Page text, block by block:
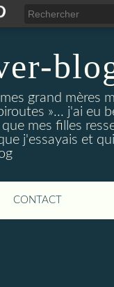
grand mères
»... j'ai eu
mes filles
j'essayais et
CONTACT